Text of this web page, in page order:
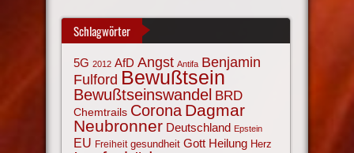
Schlagwörter
5G 2012 AfD Angst Antifa Benjamin
Fulford Bewußtsein
Bewußtseinswandel BRD
Chemtrails Corona Dagmar
Neubronner Deutschland Epstein
EU Freiheit gesundheit Gott Heilung Herz